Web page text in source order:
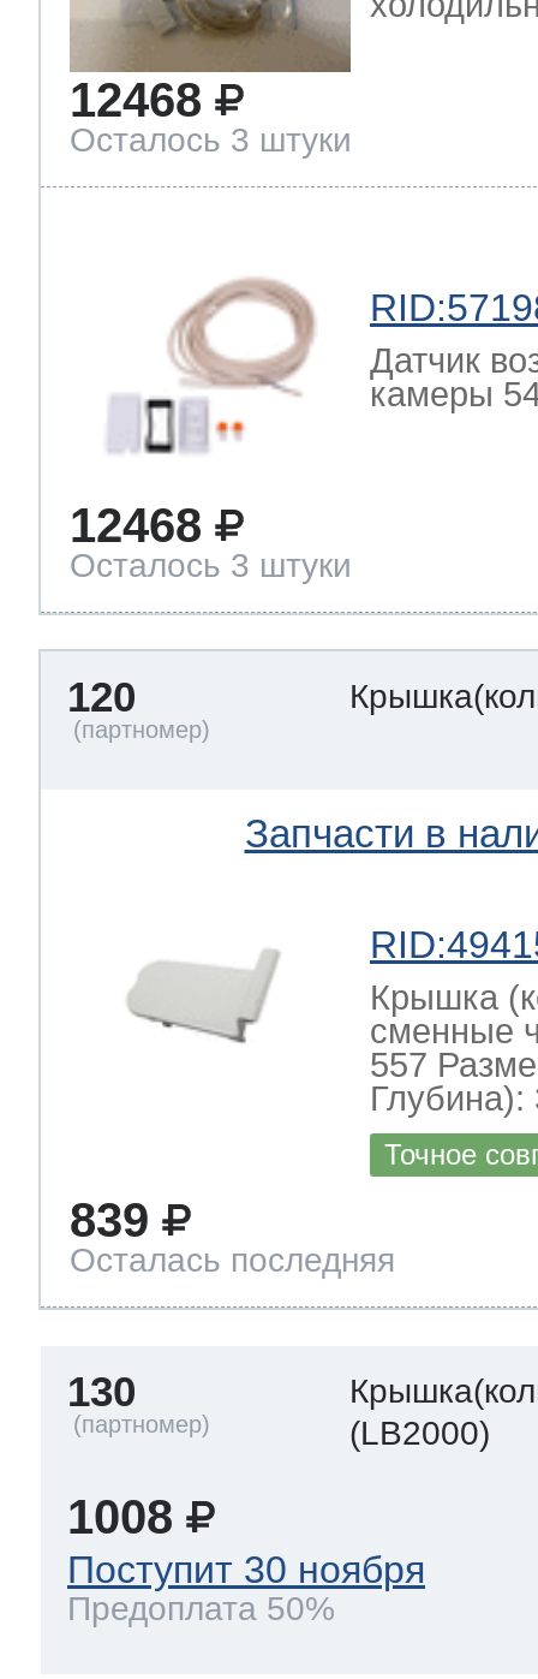
12468
Осталось 3 штуки
Датчик
камеры
12468
Осталось 3 штуки
120
Запчасти в
Крышка
сменные
557
Глубина):
Точное
839
Осталась последняя
130
(LB2000)
1008
Поступит 30 ноября
Предоплата 50%